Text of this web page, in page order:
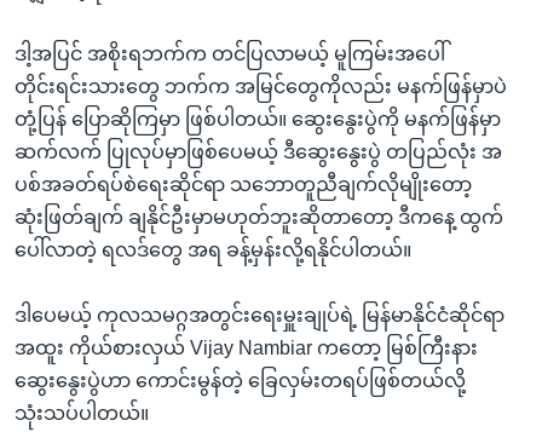
ဒါ့အပြင် အစိုးရဘက်က တင်ပြလာမယ့် မူကြမ်းအပေါ်
တိုင်းရင်းသားတွေ ဘက်က အမြင်တွေကိုလည်း မနက်ဖြန်မှာပဲ
တုံ့ပြန် ပြောဆိုကြမှာ ဖြစ်ပါတယ်။ ဆွေးနွေးပွဲကို မနက်ဖြန်မှာ
ဆက်လက် ပြုလုပ်မှာဖြစ်ပေမယ့် ဒီဆွေးနွေးပွဲ တပြည်လုံး အ
ပစ်အခတ်ရပ်စဲရေးဆိုင်ရာ သဘောတူညီချက်လိုမျိုးတော့
ဆုံးဖြတ်ချက် ချနိုင်ဦးမှာမဟုတ်ဘူးဆိုတာတော့ ဒီကနေ့ ထွက်
ပေါ်လာတဲ့ ရလဒ်တွေ အရ ခန့်မှန်းလို့ရနိုင်ပါတယ်။
ဒါပေမယ့် ကုလသမဂ္ဂအတွင်းရေးမှူးချုပ်ရဲ့ မြန်မာနိုင်ငံဆိုင်ရာ
အထူး ကိုယ်စားလှယ် Vijay Nambiar ကတော့ မြစ်ကြီးနား
ဆွေးနွေးပွဲဟာ ကောင်းမွန်တဲ့ ခြေလှမ်းတရပ်ဖြစ်တယ်လို့
သုံးသပ်ပါတယ်။